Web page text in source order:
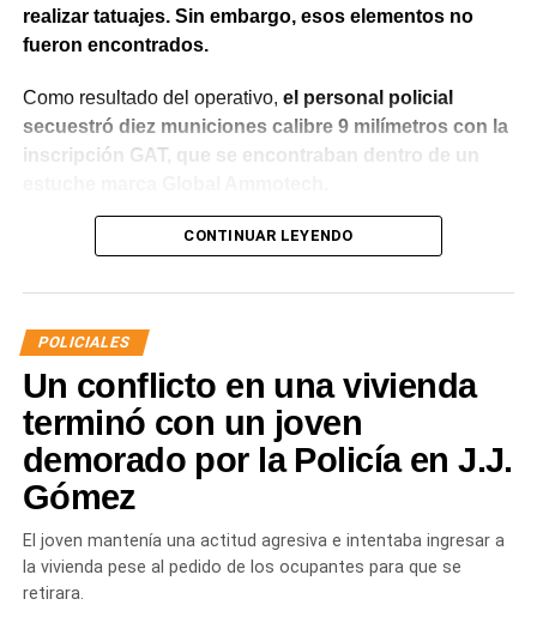
realizar tatuajes. Sin embargo, esos elementos no
fueron encontrados.
Como resultado del operativo, el personal policial
secuestró diez municiones calibre 9 milímetros con la
inscripción GAT, que se encontraban dentro de un
Tras el hallazgo, se dio intervención a la Fiscalía N° 6,
calidad de secuestro y queden a disposición de la
CONTINUAR LEYENDO
POLICIALES
Un conflicto en una vivienda
terminó con un joven
demorado por la Policía en J.J.
Gómez
El joven mantenía una actitud agresiva e intentaba ingresar a
la vivienda pese al pedido de los ocupantes para que se
retirara.